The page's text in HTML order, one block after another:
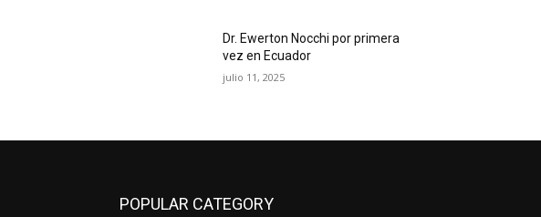
Dr. Ewerton Nocchi por primera
vez en Ecuador
julio 11, 2025
POPULAR CATEGORY